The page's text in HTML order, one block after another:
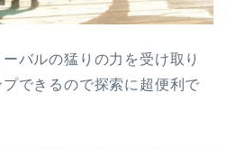
バルの猛りの力を受け取り
できるので探索に超便利で